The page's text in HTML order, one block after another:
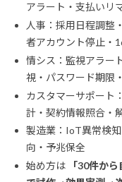
アラート・支払いリ
人事：採用日程調整
者アカウント停止・
情シス：監視アラー
視・パスワード期限
カスタマーサポート
計・契約情報照合・
製造業：IoT異常検
向・予兆保全
始め方は
「30件か